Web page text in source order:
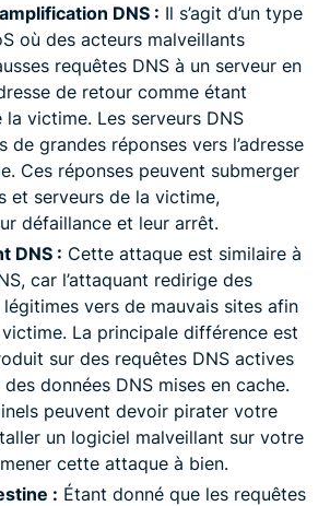
DNS : Il s’agit d’un type
où des acteurs malveillants
requêtes DNS à un serveur en
de retour comme étant
la victime. Les serveurs DNS
de grandes réponses vers l’adresse
Ces réponses peuvent submerger
et serveurs de la victime,
défaillance et leur arrêt.
DNS : Cette attaque est similaire à
car l’attaquant redirige des
légitimes vers de mauvais sites afin
La principale différence est
sur des requêtes DNS actives
données DNS mises en cache.
peuvent devoir pirater votre
un logiciel malveillant sur votre
cette attaque à bien.
: Étant donné que les requêtes